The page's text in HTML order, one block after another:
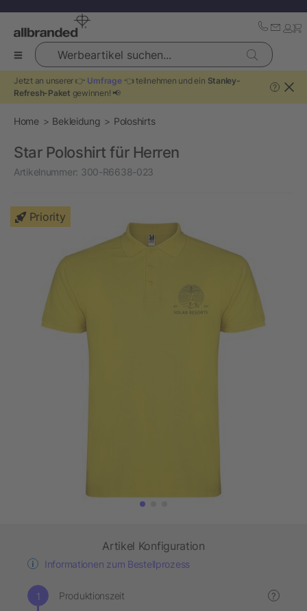
Werbeartikel suchen...
Jetzt an unserer 👉 Umfrage👈 teilnehmen und ein Stanley-
Refresh-Paket gewinnen! 📢
?
Home Bekleidung Poloshirts
Star Poloshirt für Herren
Artikelnummer: 300-R6638-023
Priority
Artikel Konfiguration
Informationen zum Bestellprozess
Produktionszeit ?